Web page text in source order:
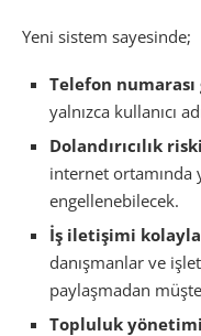
Yeni sistem sayesinde;
Telefon
yalnızca kullanıcı
Dolandırıcılık
internet ortamında
engellenebilecek.
İş iletişimi
danışmanlar ve
paylaşmadan
Topluluk